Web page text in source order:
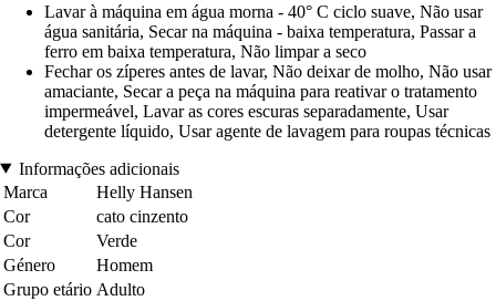
Lavar à máquina em água morna - 40° C ciclo suave, Não usar
água sanitária, Secar na máquina - baixa temperatura, Passar a
ferro em baixa temperatura, Não limpar a seco
Fechar os zíperes antes de lavar, Não deixar de molho, Não usar
amaciante, Secar a peça na máquina para reativar o tratamento
impermeável, Lavar as cores escuras separadamente, Usar
detergente líquido, Usar agente de lavagem para roupas técnicas
Informações adicionais
Marca
Helly Hansen
Cor
cato cinzento
Cor
Verde
Género
Homem
Grupo etário Adulto